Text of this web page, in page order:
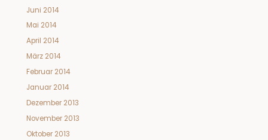
Juni 2014
Mai 2014
April 2014
März 2014
Februar 2014
Januar 2014
Dezember 2013
November 2013
Oktober 2013